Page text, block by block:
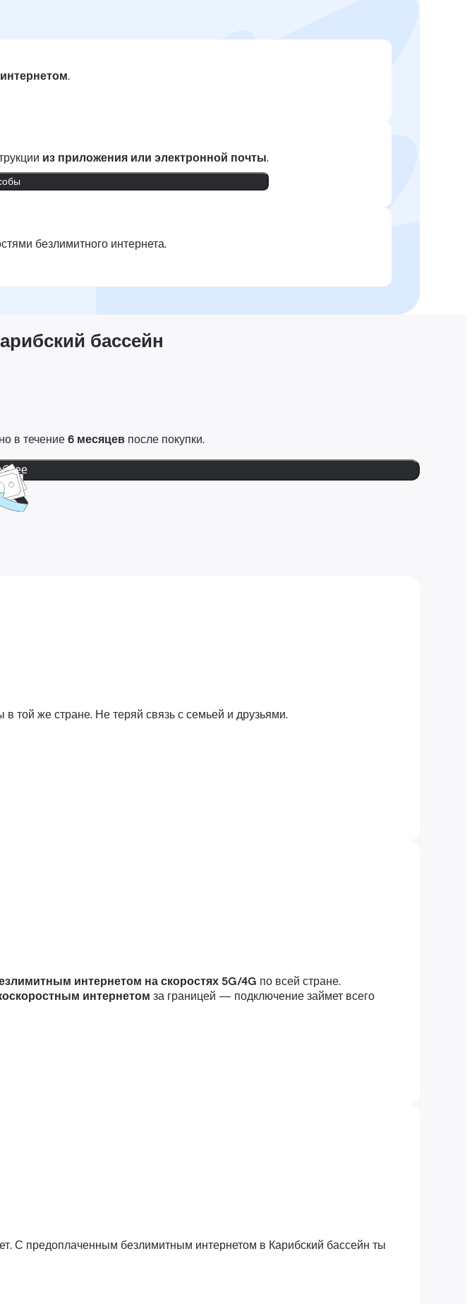
.
из приложения или электронной почты.
безлимитного интернета.
бассейн
в течение6 месяцев после покупки.
той же стране. Не теряй связь с семьей и друзьями.
интернетом на скоростях 5G/4G по всей стране.
интернетом за границей — подключение займет всего
С предоплаченным безлимитным интернетом в Карибский бассейн ты